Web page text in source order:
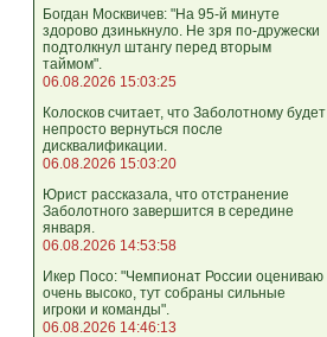
Богдан Москвичев: "На 95‑й минуте
здорово дзинькнуло. Не зря по‑дружески
подтолкнул штангу перед вторым
таймом".
06.08.2026 15:03:25
Колосков считает, что Заболотному будет
непросто вернуться после
дисквалификации.
06.08.2026 15:03:20
Юрист рассказала, что отстранение
Заболотного завершится в середине
января.
06.08.2026 14:53:58
Икер Посо: "Чемпионат России оцениваю
очень высоко, тут собраны сильные
игроки и команды".
06.08.2026 14:46:13